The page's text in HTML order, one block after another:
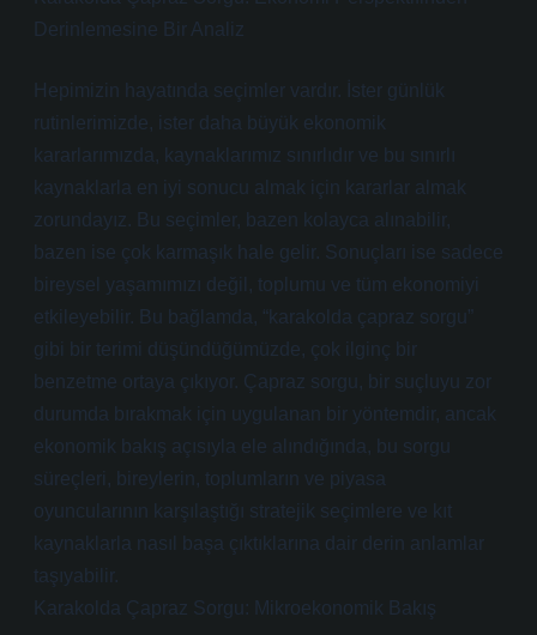
Derinlemesine Bir Analiz
Hepimizin hayatında seçimler vardır. İster günlük
rutinlerimizde, ister daha büyük ekonomik
kararlarımızda, kaynaklarımız sınırlıdır ve bu sınırlı
kaynaklarla en iyi sonucu almak için kararlar almak
zorundayız. Bu seçimler, bazen kolayca alınabilir,
bazen ise çok karmaşık hale gelir. Sonuçları ise sadece
bireysel yaşamımızı değil, toplumu ve tüm ekonomiyi
etkileyebilir. Bu bağlamda, “karakolda çapraz sorgu”
gibi bir terimi düşündüğümüzde, çok ilginç bir
benzetme ortaya çıkıyor. Çapraz sorgu, bir suçluyu zor
durumda bırakmak için uygulanan bir yöntemdir, ancak
ekonomik bakış açısıyla ele alındığında, bu sorgu
süreçleri, bireylerin, toplumların ve piyasa
oyuncularının karşılaştığı stratejik seçimlere ve kıt
kaynaklarla nasıl başa çıktıklarına dair derin anlamlar
taşıyabilir.
Karakolda Çapraz Sorgu: Mikroekonomik Bakış